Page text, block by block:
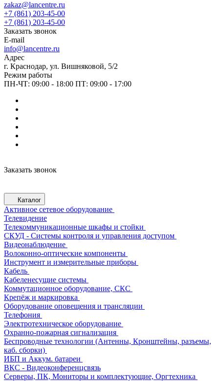
zakaz@lancentre.ru
+7 (861) 203-45-00
+7 (861) 203-45-00
Заказать звонок
E-mail
info@lancentre.ru
Адрес
г. Краснодар, ул. Вишняковой, 5/2
Режим работы
ПН-ЧТ: 09:00 - 18:00 ПТ: 09:00 - 17:00
Заказать звонок
Каталог
Активное сетевое оборудование
Телевидение
Телекоммуникационные шкафы и стойки
СКУД - Системы контроля и управления доступом
Видеонаблюдение
Волоконно-оптические компоненты
Инструмент и измерительные приборы
Кабель
Кабеленесущие системы
Коммутационное оборудование, СКС
Крепёж и маркировка
Оборудование оповещения и трансляции
Телефония
Электротехническое оборудование
Охранно-пожарная сигнализация
Беспроводные технологии (Антенны, Кронштейны, разъемы,
каб. сборки)
ИБП и Аккум. батареи
ВКС - Видеоконференцсвязь
Серверы, ПК, Мониторы и комплектующие, Оргтехника